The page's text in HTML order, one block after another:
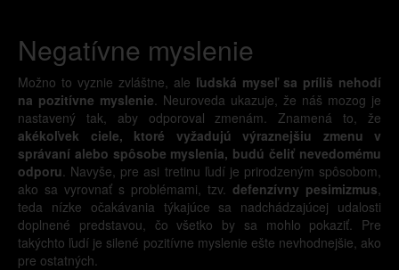
Negatívne myslenie
Možno to vyznie zvláštne, ale ľudská myseľ sa príliš nehodí
na pozitívne myslenie. Neuroveda ukazuje, že náš mozog je
nastavený tak, aby odporoval zmenám. Znamená to, že
akékoľvek ciele, ktoré vyžadujú výraznejšiu zmenu v
správaní alebo spôsobe myslenia, budú čeliť nevedomému
odporu. Navyše, pre asi tretinu ľudí je prirodzeným spôsobom,
ako sa vyrovnať s problémami, tzv. defenzívny pesimizmus,
teda nízke očakávania týkajúce sa nadchádzajúcej udalosti
doplnené predstavou, čo všetko by sa mohlo pokaziť. Pre
takýchto ľudí je silené pozitívne myslenie ešte nevhodnejšie, ako
pre ostatných.